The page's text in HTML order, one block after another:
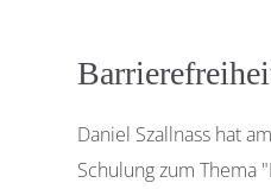
Daniel Szallnass hat
Schulung zum